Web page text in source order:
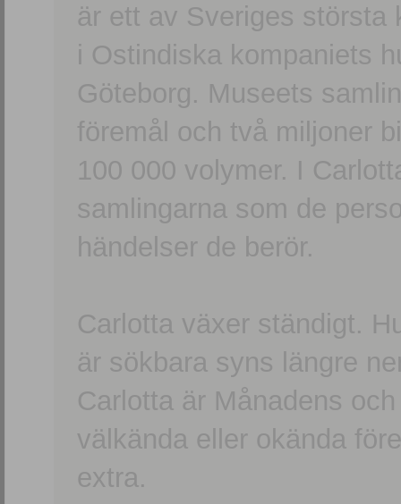
är ett av Sveriges största
i Ostindiska kompaniets
Göteborg. Museets
föremål och två miljoner
100 000 volymer. I
samlingarna som de
händelser de berör.
Carlotta växer ständigt.
är sökbara syns längre
Carlotta är Månadens
välkända eller okända
extra.